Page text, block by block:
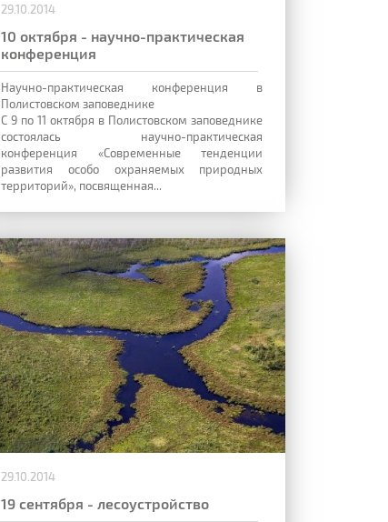
29.10.2014
10 октября - научно-практическая
конференция
Научно-практическая конференция в
Полистовском заповеднике
С 9 по 11 октября в Полистовском заповеднике
состоялась научно-практическая
конференция «Современные тенденции
развития особо охраняемых природных
территорий», посвященная...
29.10.2014
19 сентября - лесоустройство